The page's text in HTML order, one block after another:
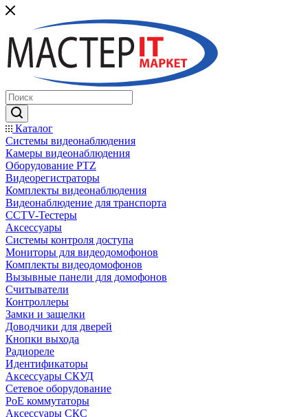
Каталог
Системы видеонаблюдения
Камеры видеонаблюдения
Оборудование PTZ
Видеорегистраторы
Комплекты видеонаблюдения
Видеонаблюдение для транспорта
CCTV-Тестеры
Аксессуары
Системы контроля доступа
Мониторы для видеодомофонов
Комплекты видеодомофонов
Вызывные панели для домофонов
Считыватели
Контроллеры
Замки и защелки
Доводчики для дверей
Кнопки выхода
Радиореле
Идентификаторы
Аксессуары СКУД
Сетевое оборудование
PoE коммутаторы
Аксессуары СКС